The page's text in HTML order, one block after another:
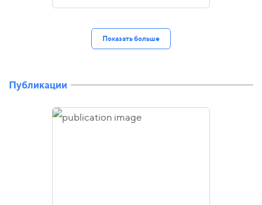
Показать больше
Публикации